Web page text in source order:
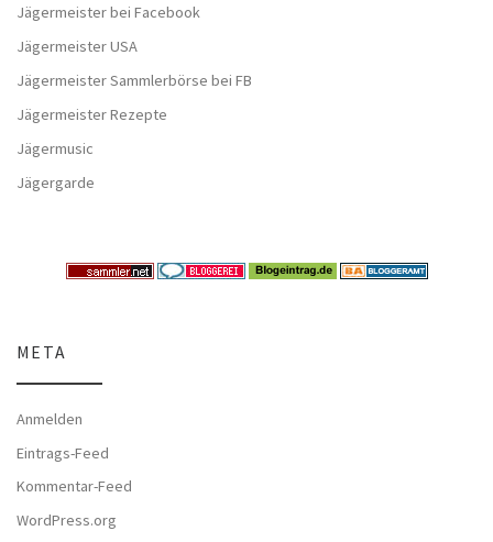
Jägermeister bei Facebook
Jägermeister USA
Jägermeister Sammlerbörse bei FB
Jägermeister Rezepte
Jägermusic
Jägergarde
META
Anmelden
Eintrags-Feed
Kommentar-Feed
WordPress.org